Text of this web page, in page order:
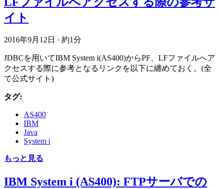
イト
2016年9月12日 · 約1分
JDBCを用いてIBM System i(AS400)からPF、LFファイルへア
クセスする際に参考となるリンクを以下に纏めておく。(全
て公式サイト)
タグ:
AS400
IBM
Java
System i
もっと見る
IBM System i (AS400): FTPサーバでの